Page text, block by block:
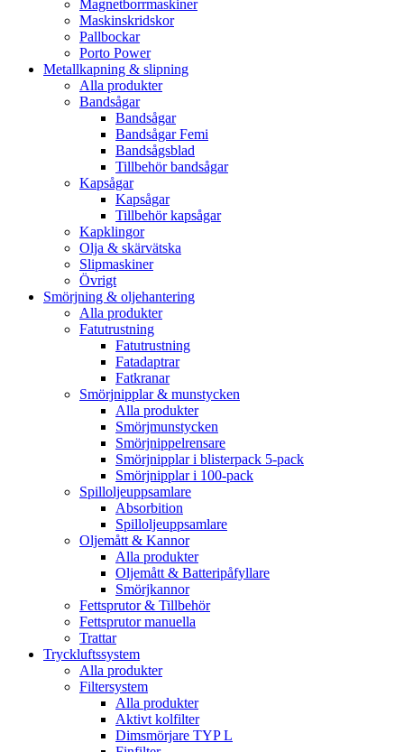
Magnetborrmaskiner
Maskinskridskor
Pallbockar
Porto Power
Metallkapning & slipning
Alla produkter
Bandsågar
Bandsågar
Bandsågar Femi
Bandsågsblad
Tillbehör bandsågar
Kapsågar
Kapsågar
Tillbehör kapsågar
Kapklingor
Olja & skärvätska
Slipmaskiner
Övrigt
Smörjning & oljehantering
Alla produkter
Fatutrustning
Fatutrustning
Fatadaptrar
Fatkranar
Smörjnipplar & munstycken
Alla produkter
Smörjmunstycken
Smörjnippelrensare
Smörjnipplar i blisterpack 5-pack
Smörjnipplar i 100-pack
Spilloljeuppsamlare
Absorbition
Spilloljeuppsamlare
Oljemått & Kannor
Alla produkter
Oljemått & Batteripåfyllare
Smörjkannor
Fettsprutor & Tillbehör
Fettsprutor manuella
Trattar
Tryckluftssystem
Alla produkter
Filtersystem
Alla produkter
Aktivt kolfilter
Dimsmörjare TYP L